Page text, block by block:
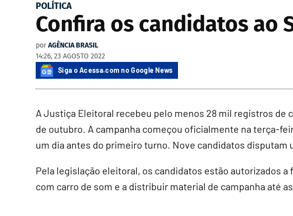
POLÍTICA
Confira os candidatos ao
por AGÊNCIA BRASIL
14:26, 23 AGOSTO 2022
Siga o Acessa.com no Google News
A Justiça Eleitoral recebeu pelo menos 28 mil registros de
de outubro. A campanha começou oficialmente na terça-
um dia antes do primeiro turno. Nove candidatos disputam
Pela legislação eleitoral, os candidatos estão autorizados a
com carro de som e a distribuir material de campanha até